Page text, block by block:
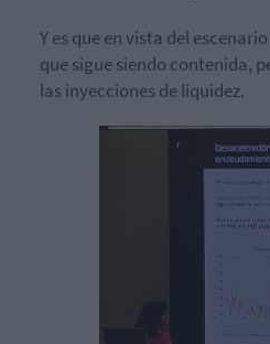
Y es que en vista del
que sigue siendo contenida,
las inyecciones de liquidez.